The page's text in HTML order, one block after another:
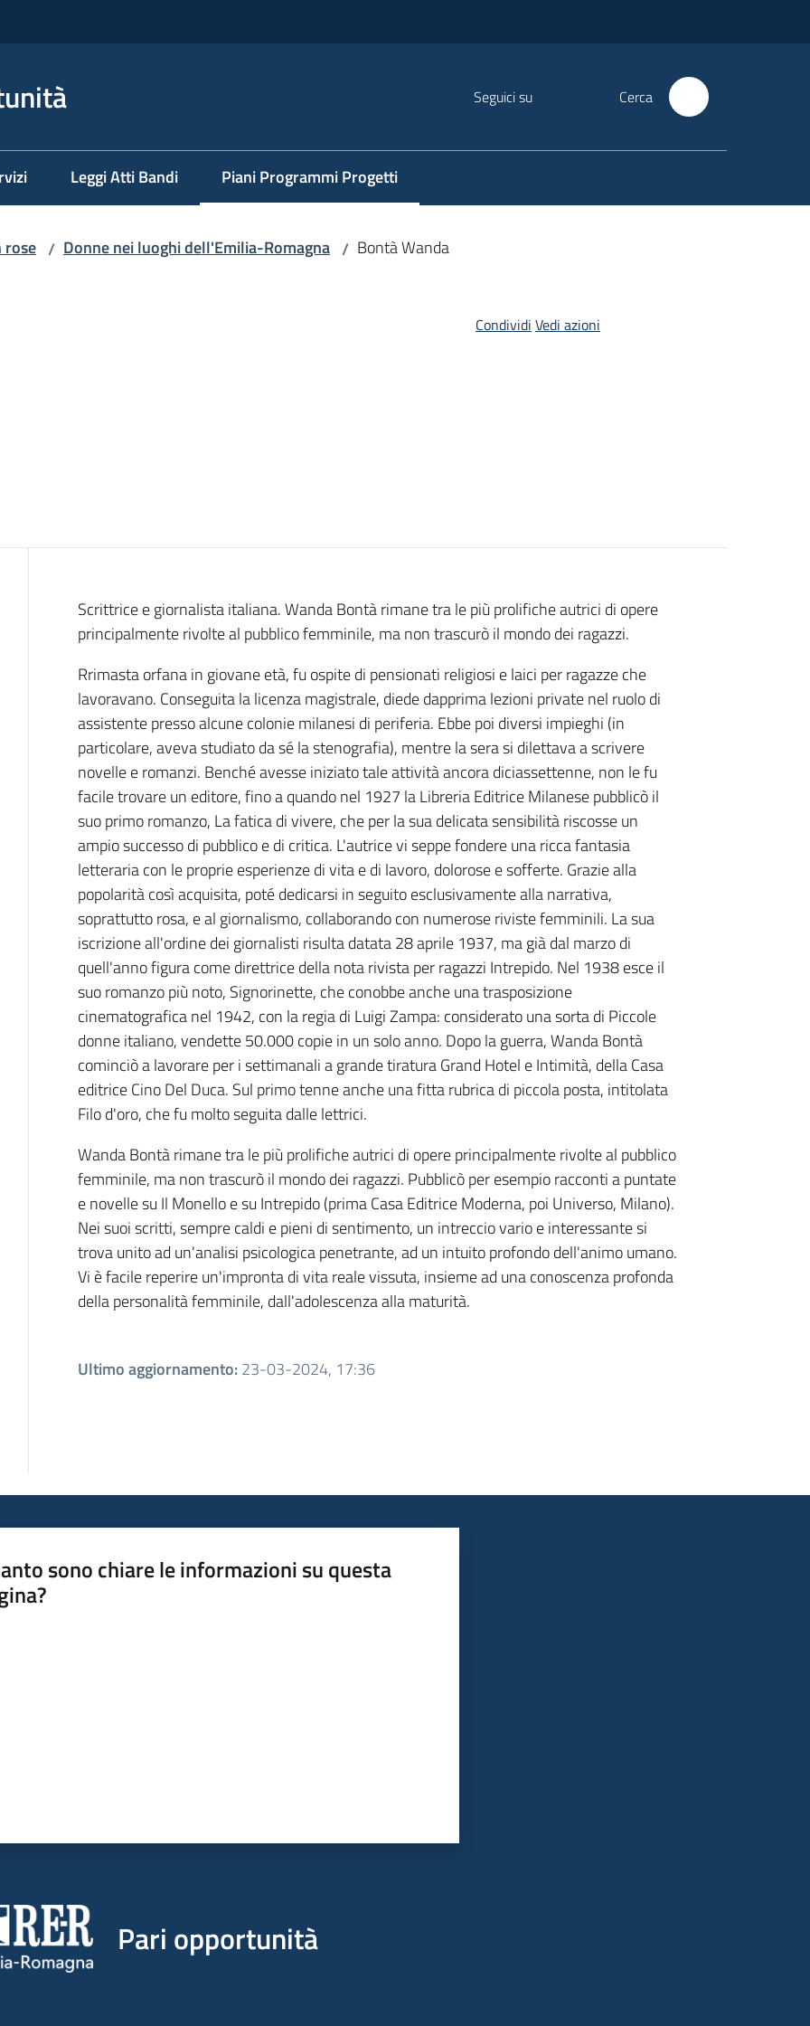
Seguici su Cerca
Leggi Atti Bandi Piani Programmi Progetti
Menu selezionato
rose / Donne nei luoghi dell'Emilia-Romagna / Bontà Wanda
Condividi Vedi azioni
Introduzione
Scrittrice e giornalista italiana. Wanda Bontà rimane tra le più prolifiche autrici di opere
principalmente rivolte al pubblico femminile, ma non trascurò il mondo dei ragazzi.
Rrimasta orfana in giovane età, fu ospite di pensionati religiosi e laici per ragazze che
lavoravano. Conseguita la licenza magistrale, diede dapprima lezioni private nel ruolo di
assistente presso alcune colonie milanesi di periferia. Ebbe poi diversi impieghi (in
particolare, aveva studiato da sé la stenografia), mentre la sera si dilettava a scrivere
novelle e romanzi. Benché avesse iniziato tale attività ancora diciassettenne, non le fu
facile trovare un editore, fino a quando nel 1927 la Libreria Editrice Milanese pubblicò il
suo primo romanzo, La fatica di vivere, che per la sua delicata sensibilità riscosse un
ampio successo di pubblico e di critica. L'autrice vi seppe fondere una ricca fantasia
letteraria con le proprie esperienze di vita e di lavoro, dolorose e sofferte. Grazie alla
popolarità così acquisita, poté dedicarsi in seguito esclusivamente alla narrativa,
soprattutto rosa, e al giornalismo, collaborando con numerose riviste femminili. La sua
iscrizione all'ordine dei giornalisti risulta datata 28 aprile 1937, ma già dal marzo di
quell'anno figura come direttrice della nota rivista per ragazzi Intrepido. Nel 1938 esce il
suo romanzo più noto, Signorinette, che conobbe anche una trasposizione
cinematografica nel 1942, con la regia di Luigi Zampa: considerato una sorta di Piccole
donne italiano, vendette 50.000 copie in un solo anno. Dopo la guerra, Wanda Bontà
cominciò a lavorare per i settimanali a grande tiratura Grand Hotel e Intimità, della Casa
editrice Cino Del Duca. Sul primo tenne anche una fitta rubrica di piccola posta, intitolata
Filo d'oro, che fu molto seguita dalle lettrici.
Wanda Bontà rimane tra le più prolifiche autrici di opere principalmente rivolte al pubblico
femminile, ma non trascurò il mondo dei ragazzi. Pubblicò per esempio racconti a puntate
e novelle su Il Monello e su Intrepido (prima Casa Editrice Moderna, poi Universo, Milano).
Nei suoi scritti, sempre caldi e pieni di sentimento, un intreccio vario e interessante si
trova unito ad un'analisi psicologica penetrante, ad un intuito profondo dell'animo umano.
Vi è facile reperire un'impronta di vita reale vissuta, insieme ad una conoscenza profonda
della personalità femminile, dall'adolescenza alla maturità.
Ultimo aggiornamento:23-03-2024, 17:36
sono chiare le informazioni su questa
Pari opportunità